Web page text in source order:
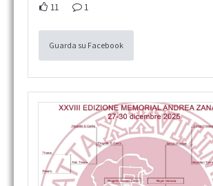
11 1
Guarda su Facebook